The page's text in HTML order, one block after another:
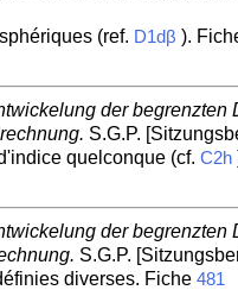
(ref. D1dβ ).
der
S.G.P.
quelconque (cf. C2h
der
S.G.P.
diverses. Fiche 481